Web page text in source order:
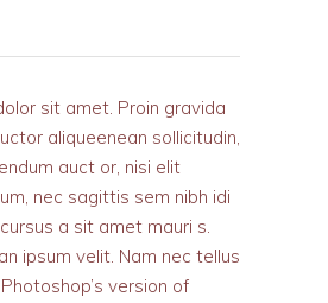
sit amet. Proin gravida
aliqueenean sollicitudin,
auct or, nisi elit
nec sagittis sem nibh idi
a sit amet mauri s.
ipsum velit. Nam nec tellus
version of